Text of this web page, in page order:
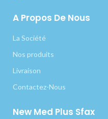
A Propos De Nous
La Société
Nos produits
Livraison
Contactez-Nous
New Med Plus Sfax